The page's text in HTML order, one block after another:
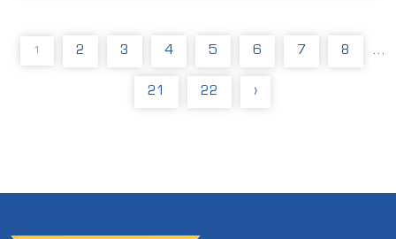
1 2 3 4 5 6 7 8 ...
21 22 ›